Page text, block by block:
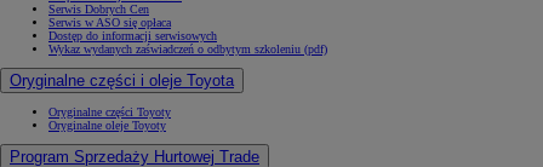
Serwis Dobrych Cen
Serwis w ASO się opłaca
Dostęp do informacji serwisowych
Wykaz wydanych zaświadczeń o odbytym szkoleniu (pdf)
Oryginalne części i oleje Toyota
Oryginalne części Toyoty
Oryginalne oleje Toyoty
Program Sprzedaży Hurtowej Trade